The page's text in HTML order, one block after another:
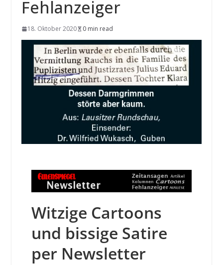
Fehlanzeiger
18. Oktober 2020 0 min read
Witzige Cartoons
und bissige Satire
per Newsletter